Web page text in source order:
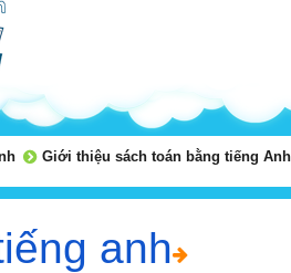
Giới thiệu sách toán bằng tiếng
anh